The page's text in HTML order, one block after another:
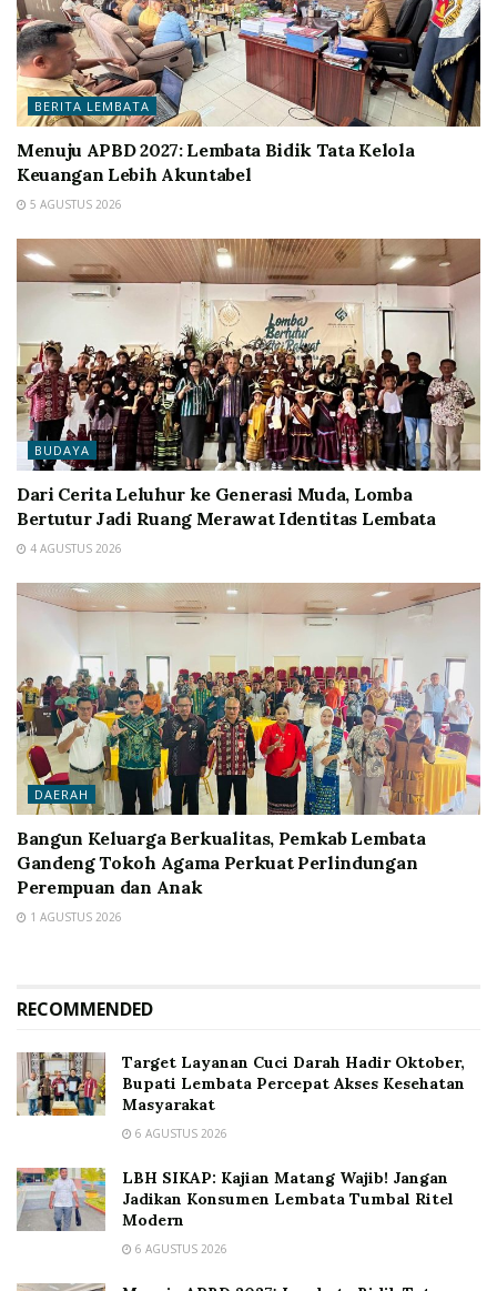
BERITA LEMBATA
Menuju APBD 2027: Lembata Bidik Tata Kelola
Keuangan Lebih Akuntabel
5 AGUSTUS 2026
BUDAYA
Dari Cerita Leluhur ke Generasi Muda, Lomba
Bertutur Jadi Ruang Merawat Identitas Lembata
4 AGUSTUS 2026
DAERAH
Bangun Keluarga Berkualitas, Pemkab Lembata
Gandeng Tokoh Agama Perkuat Perlindungan
Perempuan dan Anak
1 AGUSTUS 2026
RECOMMENDED
Target Layanan Cuci Darah Hadir Oktober,
Bupati Lembata Percepat Akses Kesehatan
Masyarakat
6 AGUSTUS 2026
LBH SIKAP: Kajian Matang Wajib! Jangan
Jadikan Konsumen Lembata Tumbal Ritel
Modern
6 AGUSTUS 2026